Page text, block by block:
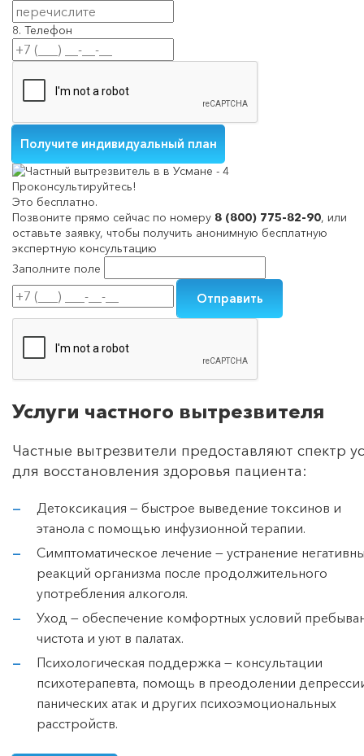
8. Телефон
Проконсультируйтесь!
Это бесплатно.
Позвоните прямо сейчас по номеру 8 (800) 775-82-90, или
оставьте заявку, чтобы получить анонимную бесплатную
экспертную консультацию
Заполните поле
Услуги частного вытрезвителя
Частные вытрезвители предоставляют спектр
для восстановления здоровья пациента:
Детоксикация — быстрое выведение токсинов и
этанола с помощью инфузионной терапии.
Симптоматическое лечение — устранение
реакций организма после продолжительного
употребления алкоголя.
Уход — обеспечение комфортных условий
чистота и уют в палатах.
Психологическая поддержка — консультации
психотерапевта, помощь в преодолении
панических атак и других психоэмоциональных
расстройств.